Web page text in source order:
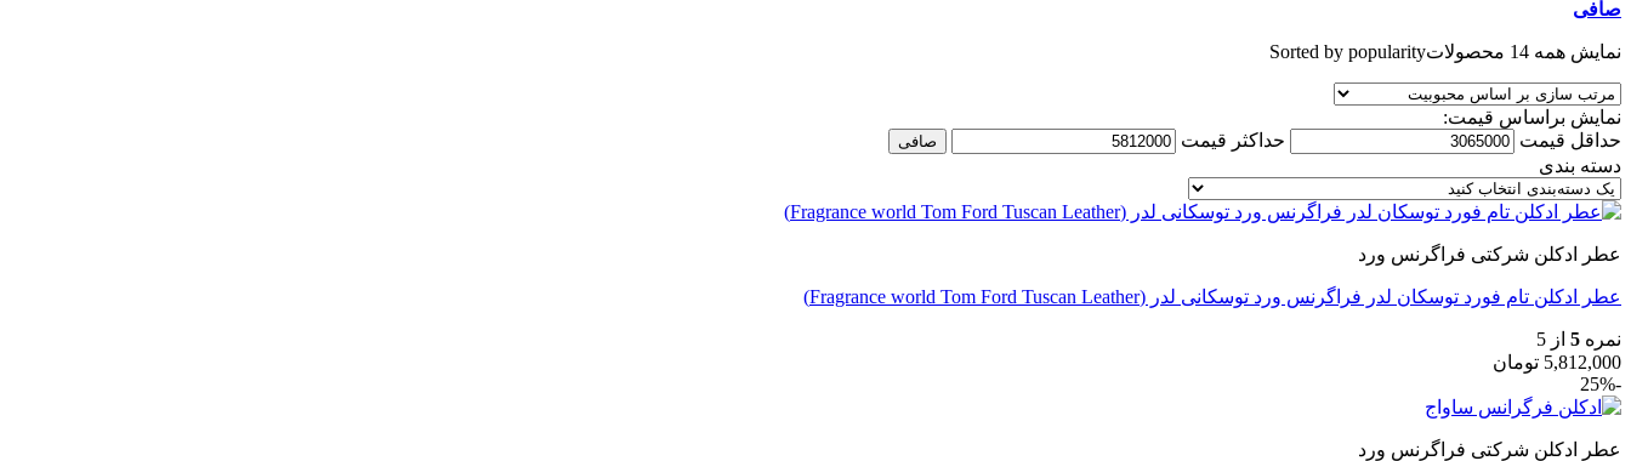
صافی
نمایش همه 14 محصولات Sorted by popularity
نمایش براساس قیمت:
حداقل قیمت
حداكثر قيمت صافی
دسته بندی
عطر ادکلن شرکتی فراگرنس ورد
عطر ادکلن تام فورد توسکان لدر فراگرنس ورد توسکانی لدر (Fragrance world Tom Ford Tuscan Leather)
نمره 5 از 5
5,812,000 تومان
-25%
عطر ادکلن شرکتی فراگرنس ورد